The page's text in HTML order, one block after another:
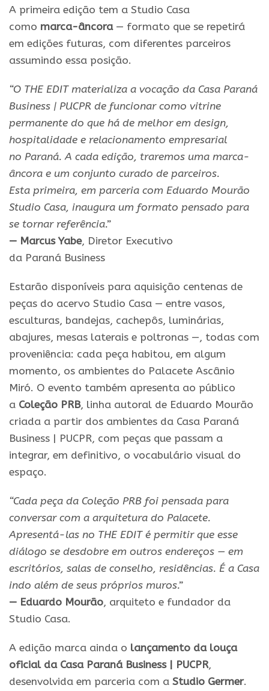
A primeira edição tem a Studio Casa
como marca-âncora— formato que se repetirá
em edições futuras, com diferentes parceiros
assumindo essa posição.
“O THE EDIT materializa a vocação da Casa Paraná
Business | PUCPR de funcionar como vitrine
permanente do que há de melhor em design,
hospitalidade e relacionamento empresarial
no Paraná. A cada edição, traremos uma marca-
âncora e um conjunto curado de parceiros.
Esta primeira, em parceria com Eduardo Mourão
Studio Casa, inaugura um formato pensado para
se tornar referência.”
— Marcus Yabe, Diretor Executivo
da Paraná Business
Estarão disponíveis para aquisição centenas de
peças do acervo Studio Casa — entre vasos,
esculturas, bandejas, cachepôs, luminárias,
abajures, mesas laterais e poltronas —, todas com
proveniência: cada peça habitou, em algum
momento, os ambientes do Palacete Ascânio
Miró. O evento também apresenta ao público
a Coleção PRB, linha autoral de Eduardo Mourão
criada a partir dos ambientes da Casa Paraná
Business | PUCPR, com peças que passam a
integrar, em definitivo, o vocabulário visual do
espaço.
“Cada peça da Coleção PRB foi pensada para
conversar com a arquitetura do Palacete.
Apresentá-las no THE EDIT é permitir que esse
diálogo se desdobre em outros endereços — em
escritórios, salas de conselho, residências. É a Casa
indo além de seus próprios muros.”
— Eduardo Mourão, arquiteto e fundador da
Studio Casa.
A edição marca ainda o lançamento da louça
oficial da Casa Paraná Business| PUCPR,
desenvolvida em parceria com a Studio Germer.